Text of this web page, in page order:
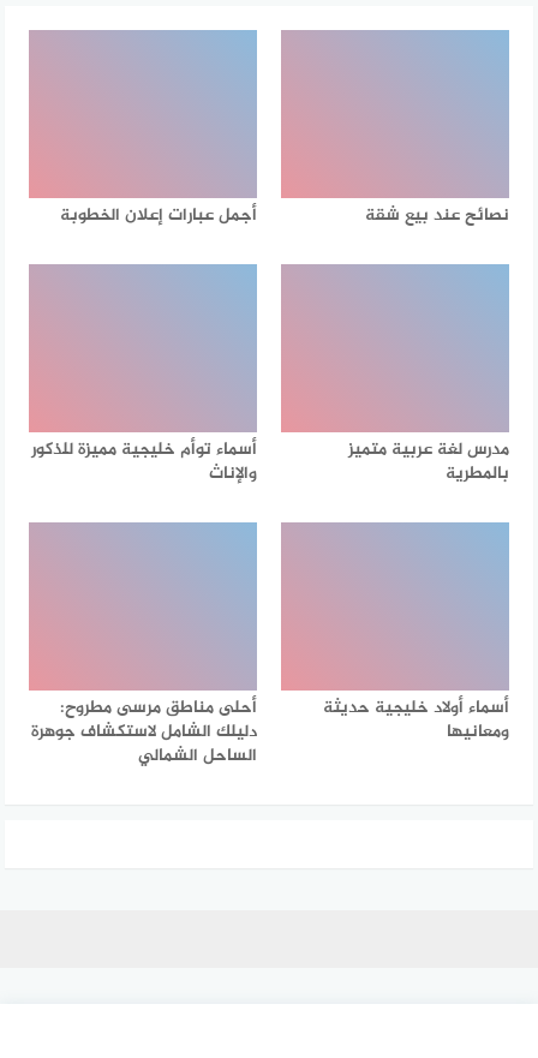
نصائح عند بيع شقة أجمل عبارات إعلان الخطوبة
مدرس لغة عربية متميز
بالمطرية
أسماء توأم خليجية مميزة للذكور
والإناث
أسماء أولاد خليجية حديثة
ومعانيها
أحلى مناطق مرسى مطروح:
دليلك الشامل لاستكشاف جوهرة
الساحل الشمالي